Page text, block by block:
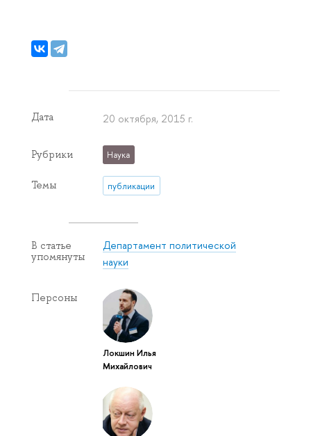
Дата 20 октября, 2015 г.
Рубрики Наука
Темы публикации
В статье
упомянуты
Департамент политической
науки
Персоны
Локшин Илья
Михайлович